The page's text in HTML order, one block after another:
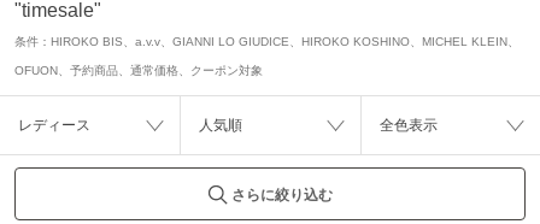
"timesale"
条件： HIROKO BIS、a.v.v、GIANNI LO GIUDICE、HIROKO KOSHINO、MICHEL KLEIN、
OFUON、予約商品、通常価格、クーポン対象
レディース 人気順 全色表示
さらに絞り込む